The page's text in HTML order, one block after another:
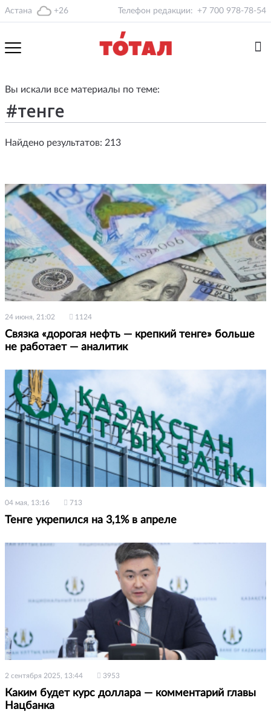
Астана +26 Телефон редакции: +7 700 978-78-54
Вы искали все материалы по теме:
Найдено результатов: 213
24 июня, 21:02 1124
Связка «дорогая нефть — крепкий тенге» больше
не работает — аналитик
04 мая, 13:16 713
Тенге укрепился на 3,1% в апреле
2 сентября 2025, 13:44 3953
Каким будет курс доллара — комментарий главы
Нацбанка